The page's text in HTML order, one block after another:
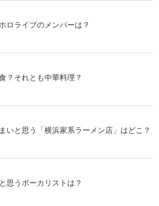
ロライブのメンバーは？
？それとも中華料理？
いと思う「横浜家系ラーメン店」はどこ？
思うボーカリストは？